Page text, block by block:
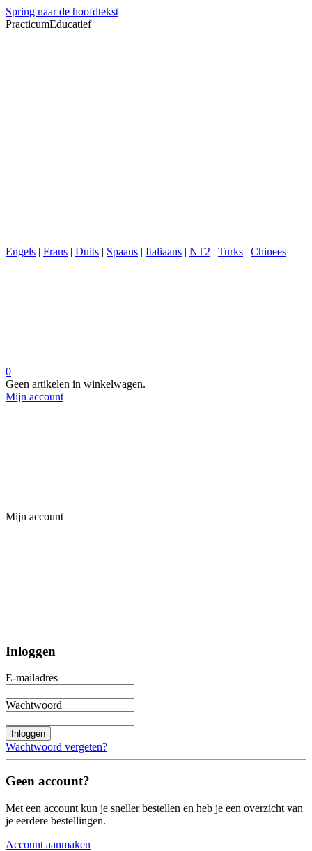
Spring naar de hoofdtekst
PracticumEducatief
Engels | Frans | Duits | Spaans | Italiaans | NT2 | Turks | Chinees
0
Geen artikelen in winkelwagen.
Mijn account
Mijn account
Inloggen
E-mailadres
Wachtwoord
Inloggen
Wachtwoord vergeten?
Geen account?
Met een account kun je sneller bestellen en heb je een overzicht van
je eerdere bestellingen.
Account aanmaken